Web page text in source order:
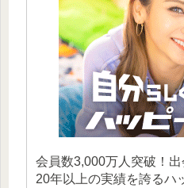
会員数3,000万人突破！
20年以上の実績を誇るハ